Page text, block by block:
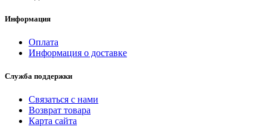
Информация
Оплата
Информация о доставке
Служба поддержки
Связаться с нами
Возврат товара
Карта сайта